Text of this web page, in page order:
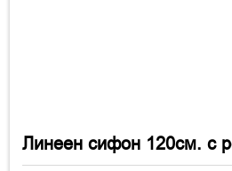
Линеен сифон 120см. с